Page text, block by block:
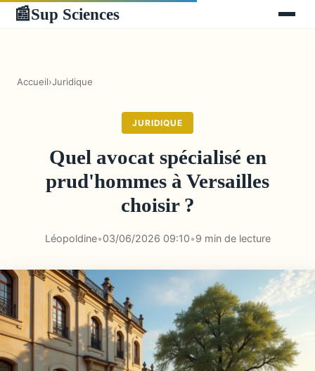
📰Sup Sciences
Accueil›Juridique
JURIDIQUE
Quel avocat spécialisé en
prud'hommes à Versailles
choisir ?
Léopoldine•03/06/2026 09:10•9 min de lecture